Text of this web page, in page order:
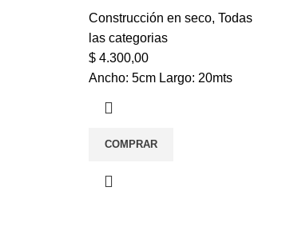
Construcción en seco, Todas
las categorias
$ 4.300,00
Ancho: 5cm Largo: 20mts
COMPRAR